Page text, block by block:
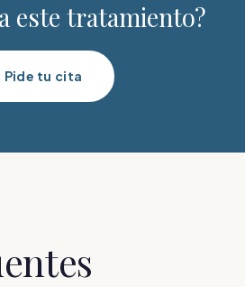
este tratamiento?
Pide tu cita